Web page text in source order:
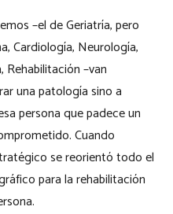
–el de Geriatría, pero
Cardiología, Neurología,
–van
una patología sino a
persona que padece un
Cuando
se reorientó todo el
para la rehabilitación